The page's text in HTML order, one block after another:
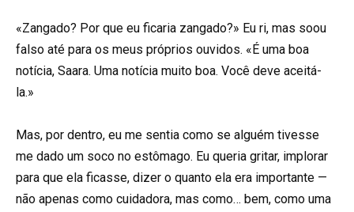
«Zangado? Por que eu ficaria zangado?» Eu ri, mas soou
falso até para os meus próprios ouvidos. «É uma boa
notícia, Saara. Uma notícia muito boa. Você deve aceitá-
la.»
Mas, por dentro, eu me sentia como se alguém tivesse
me dado um soco no estômago. Eu queria gritar, implorar
para que ela ficasse, dizer o quanto ela era importante —
não apenas como cuidadora, mas como… bem, como uma